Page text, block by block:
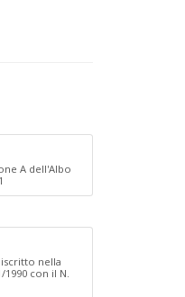
A dell'Albo
nella
1990 con il N.